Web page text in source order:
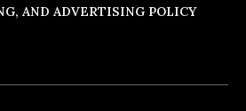
AND ADVERTISING POLICY